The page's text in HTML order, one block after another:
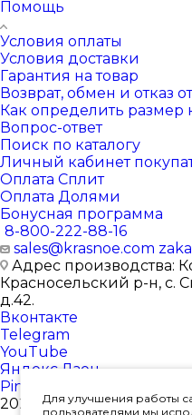
Помощь
Условия оплаты
Условия доставки
Гарантия на товар
Возврат, обмен и отказ
Как определить размер
Вопрос-ответ
Поиск по каталогу
Личный кабинет
Оплата Сплит
Оплата Долями
Бонусная программа
8-800-222-88-16
sales@krasnoe.com
Адрес производства:
Красносельский р-н, с.
д.42.
Вконтакте
Telegram
YouTube
Яндекс.Дзен
Pinterest
2026 © Интернет-
Для улучшения работы
пользователями мы